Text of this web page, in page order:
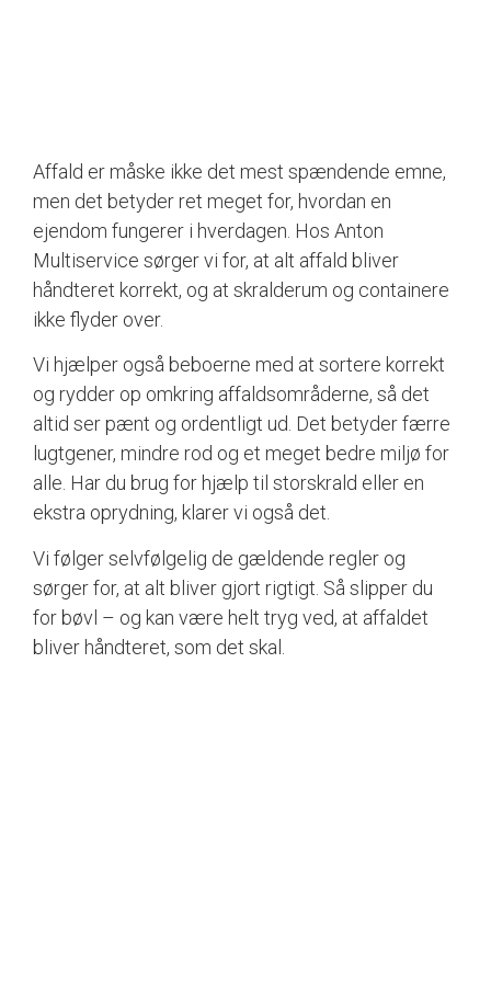
Affald er måske ikke det mest spændende emne,
men det betyder ret meget for, hvordan en
ejendom fungerer i hverdagen. Hos Anton
Multiservice sørger vi for, at alt affald bliver
håndteret korrekt, og at skralderum og containere
ikke flyder over.
Vi hjælper også beboerne med at sortere korrekt
og rydder op omkring affaldsområderne, så det
altid ser pænt og ordentligt ud. Det betyder færre
lugtgener, mindre rod og et meget bedre miljø for
alle. Har du brug for hjælp til storskrald eller en
ekstra oprydning, klarer vi også det.
Vi følger selvfølgelig de gældende regler og
sørger for, at alt bliver gjort rigtigt. Så slipper du
for bøvl – og kan være helt tryg ved, at affaldet
bliver håndteret, som det skal.